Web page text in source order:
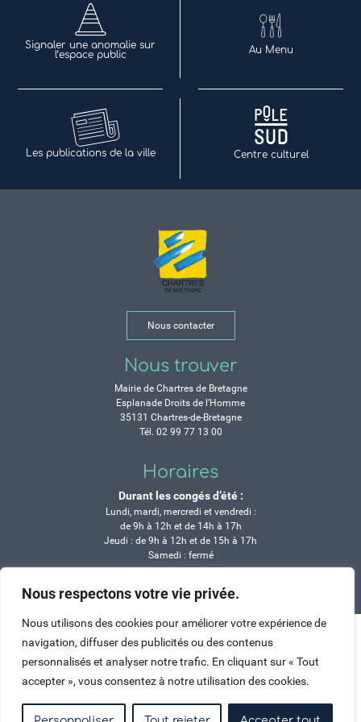
Nous respectons votre vie privée.
Nous utilisons des cookies pour améliorer votre expérience de
navigation, diffuser des publicités ou des contenus
personnalisés et analyser notre trafic. En cliquant sur « Tout
accepter », vous consentez à notre utilisation des cookies.
Signaler une anomalie sur
l’espace public
Au Menu
Les publications de la ville Centre culturel
Nous contacter
Nous trouver
Mairie de Chartres de Bretagne
Esplanade Droits de l’Homme
35131 Chartres-de-Bretagne
Tél. 02 99 77 13 00
Horaires
Durant les congés d’été :
Lundi, mardi, mercredi et vendredi :
de 9h à 12h et de 14h à 17h
Jeudi : de 9h à 12h et de 15h à 17h
Samedi : fermé
Crédits Mentions légales Contactez-nous
Haut de page